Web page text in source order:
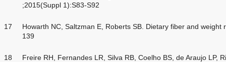
;2015(Suppl 1):S83-S92
17
Howarth NC, Saltzman E, Roberts SB. Dietary fiber and
139
18
Freire RH, Fernandes LR, Silva RB, Coelho BS, de Araujo LP,